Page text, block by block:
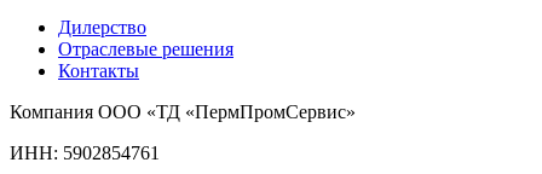
Дилерство
Отраслевые решения
Контакты
Компания ООО «ТД «ПермПромСервис»
ИНН: 5902854761